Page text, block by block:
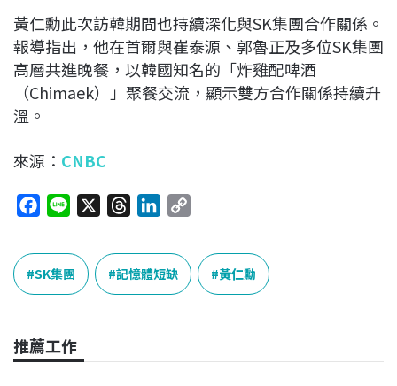
黃仁勳此次訪韓期間也持續深化與SK集團合作關係。
報導指出，他在首爾與崔泰源、郭魯正及多位SK集團
高層共進晚餐，以韓國知名的「炸雞配啤酒
（Chimaek）」聚餐交流，顯示雙方合作關係持續升
溫。
來源： CNBC
c
e
b
o
k
n
e
r
e
a
n
k
e
n
y
k
SK集團 記憶體短缺 黃仁勳
推薦工作